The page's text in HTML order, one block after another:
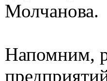
Молчанова.
Напомним,